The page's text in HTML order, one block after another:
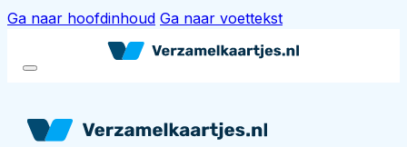
Ga naar hoofdinhoud Ga naar voettekst